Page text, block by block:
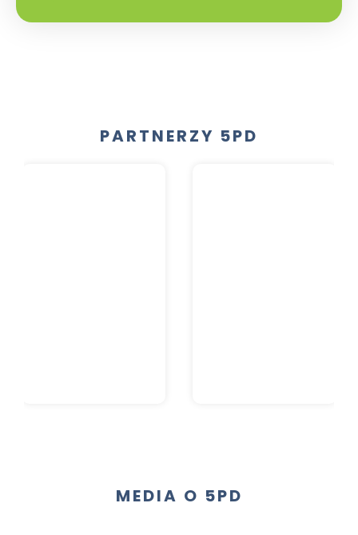
PARTNERZY 5PD
MEDIA O 5PD